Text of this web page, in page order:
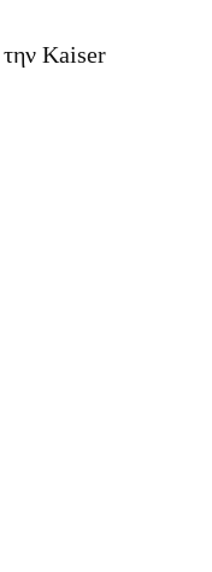
την Kaiser